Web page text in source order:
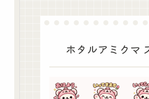
ホタルアミクマ